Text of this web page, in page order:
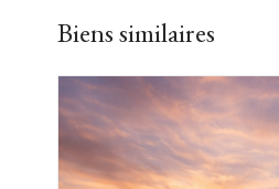
Biens similaires